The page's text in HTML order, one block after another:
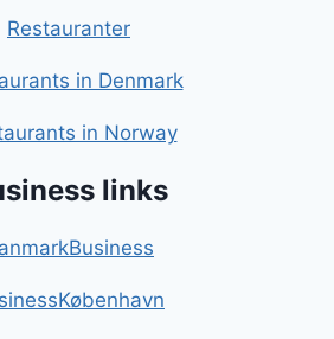
Restauranter
in Denmark
in Norway
links